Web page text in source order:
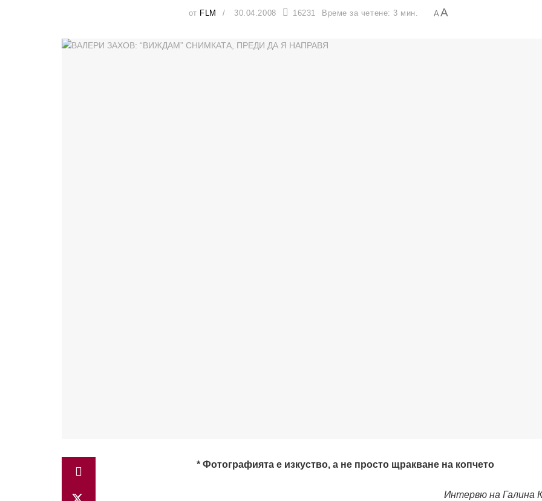
от FLM 30.04.2008 16231 Време за четене: 3 мин. AA
* Фотографията е изкуство, а не просто щракване на копчето
Интервю на Галина